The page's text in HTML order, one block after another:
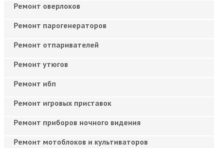
Ремонт оверлоков
Ремонт парогенераторов
Ремонт отпаривателей
Ремонт утюгов
Ремонт ибп
Ремонт игровых приставок
Ремонт приборов ночного видения
Ремонт мотоблоков и культиваторов